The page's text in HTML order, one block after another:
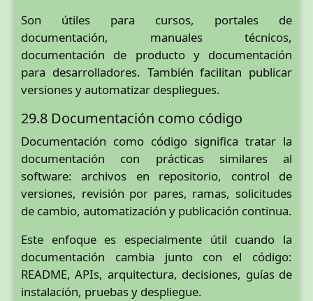
Son útiles para cursos, portales de
documentación, manuales técnicos,
documentación de producto y documentación
para desarrolladores. También facilitan publicar
versiones y automatizar despliegues.
29.8 Documentación como código
Documentación como código significa tratar la
documentación con prácticas similares al
software: archivos en repositorio, control de
versiones, revisión por pares, ramas, solicitudes
de cambio, automatización y publicación continua.
Este enfoque es especialmente útil cuando la
documentación cambia junto con el código:
README, APIs, arquitectura, decisiones, guías de
instalación, pruebas y despliegue.